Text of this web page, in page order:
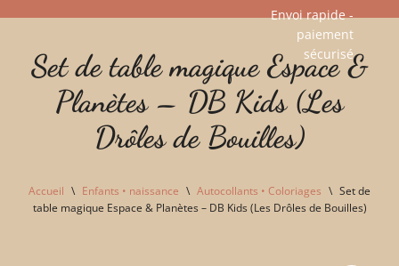
contenu
Envoi rapide -
paiement
sécurisé​
Set de table magique Espace &
Planètes – DB Kids (Les
Drôles de Bouilles)
Accueil \ Enfants • naissance \ Autocollants • Coloriages \ Set de
table magique Espace & Planètes – DB Kids (Les Drôles de Bouilles)